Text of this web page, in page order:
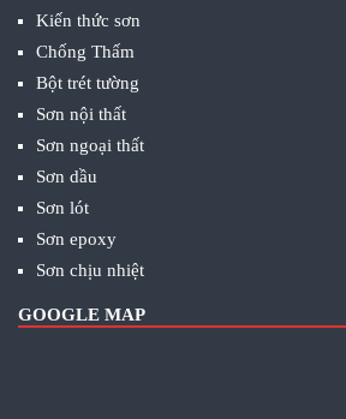
Kiến thức sơn
Chống Thấm
Bột trét tường
Sơn nội thất
Sơn ngoại thất
Sơn dầu
Sơn lót
Sơn epoxy
Sơn chịu nhiệt
GOOGLE MAP